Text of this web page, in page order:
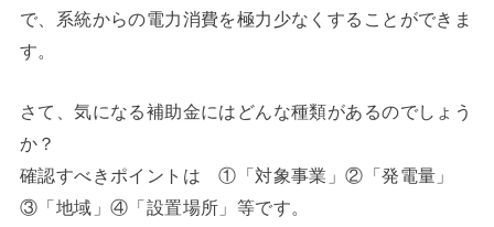
で、系統からの電力消費を極力少なくすることができま
す。
さて、気になる補助金にはどんな種類があるのでしょう
か？
確認すべきポイントは ①「対象事業」②「発電量」
③「地域」④「設置場所」等です。